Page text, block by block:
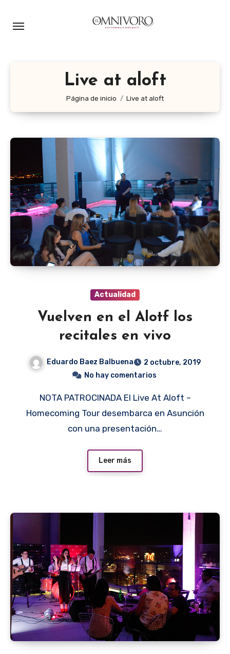
Live at aloft
Página de inicio Live at aloft
Actualidad
Vuelven en el Alotf los
recitales en vivo
Eduardo Baez Balbuena
2 octubre, 2019
No hay comentarios
NOTA PATROCINADA El Live At Aloft –
Homecoming Tour desembarca en Asunción
con una presentación…
Leer más